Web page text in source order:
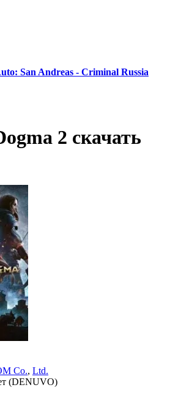
San Andreas - Criminal Russia
2 скачать
Co., Ltd.
(DENUVO)